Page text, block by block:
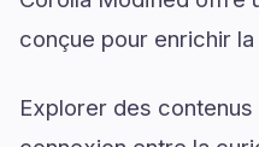
conçue pour enrichir
Explorer des